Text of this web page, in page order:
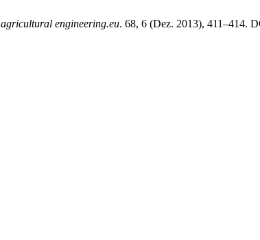
agricultural engineering.eu. 68, 6 (Dez. 2013), 411–414.